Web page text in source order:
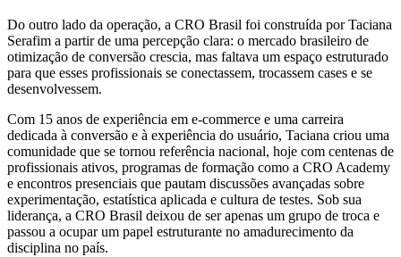
Do outro lado da operação, a CRO Brasil foi construída por Taciana
Serafim a partir de uma percepção clara: o mercado brasileiro de
otimização de conversão crescia, mas faltava um espaço estruturado
para que esses profissionais se conectassem, trocassem cases e se
desenvolvessem.
Com 15 anos de experiência em e-commerce e uma carreira
dedicada à conversão e à experiência do usuário, Taciana criou uma
comunidade que se tornou referência nacional, hoje com centenas de
profissionais ativos, programas de formação como a CRO Academy
e encontros presenciais que pautam discussões avançadas sobre
experimentação, estatística aplicada e cultura de testes. Sob sua
liderança, a CRO Brasil deixou de ser apenas um grupo de troca e
passou a ocupar um papel estruturante no amadurecimento da
disciplina no país.